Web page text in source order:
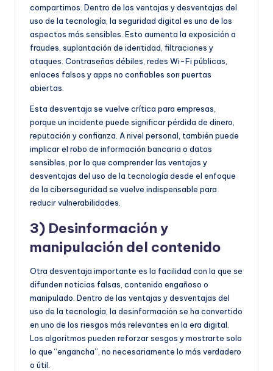
compartimos. Dentro de las ventajas y desventajas del
uso de la tecnología, la seguridad digital es uno de los
aspectos más sensibles. Esto aumenta la exposición a
fraudes, suplantación de identidad, filtraciones y
ataques. Contraseñas débiles, redes Wi-Fi públicas,
enlaces falsos y apps no confiables son puertas
abiertas.
Esta desventaja se vuelve crítica para empresas,
porque un incidente puede significar pérdida de dinero,
reputación y confianza. A nivel personal, también puede
implicar el robo de información bancaria o datos
sensibles, por lo que comprender las ventajas y
desventajas del uso de la tecnología desde el enfoque
de la ciberseguridad se vuelve indispensable para
reducir vulnerabilidades.
3) Desinformación y
manipulación del contenido
Otra desventaja importante es la facilidad con la que se
difunden noticias falsas, contenido engañoso o
manipulado. Dentro de las ventajas y desventajas del
uso de la tecnología, la desinformación se ha convertido
en uno de los riesgos más relevantes en la era digital.
Los algoritmos pueden reforzar sesgos y mostrarte solo
lo que “engancha”, no necesariamente lo más verdadero
o útil.